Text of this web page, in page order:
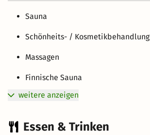
Sauna
Schönheits- / Kosmetikbehandlung
Massagen
Finnische Sauna
weitere anzeigen
Essen & Trinken